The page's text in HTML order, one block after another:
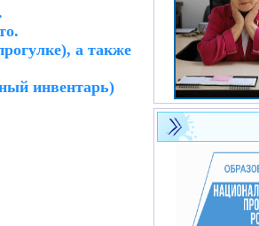
а также
инвентарь)